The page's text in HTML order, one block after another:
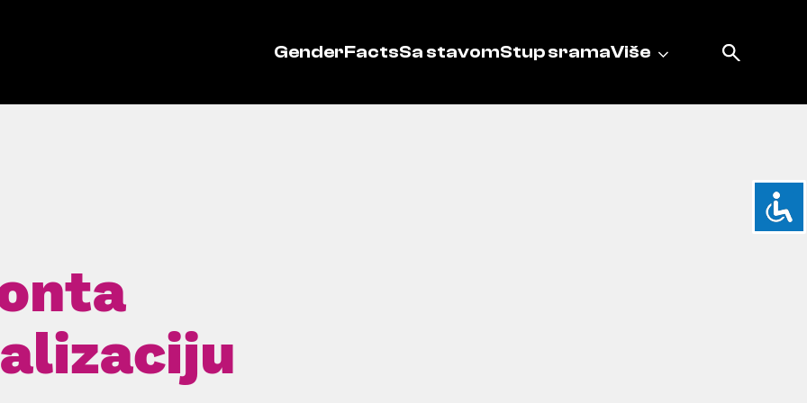
GenderFactsSa stavomStup sramaViše